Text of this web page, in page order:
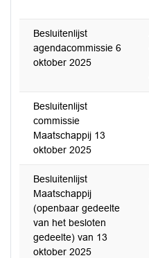
Besluitenlijst
agendacommissie 6
oktober 2025
Besluitenlijst
commissie
Maatschappij 13
oktober 2025
Besluitenlijst
Maatschappij
(openbaar gedeelte
van het besloten
gedeelte) van 13
oktober 2025